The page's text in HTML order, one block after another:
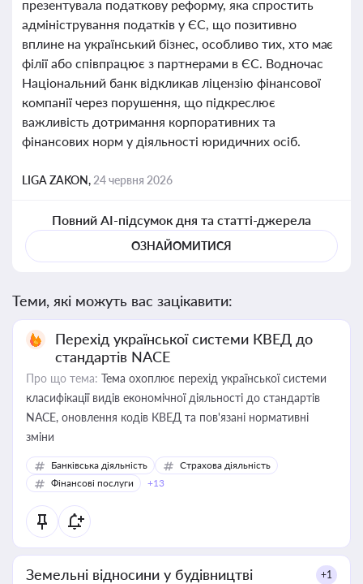
презентувала податкову реформу, яка спростить
адміністрування податків у ЄС, що позитивно
вплине на український бізнес, особливо тих, хто має
філії або співпрацює з партнерами в ЄС. Водночас
Національний банк відкликав ліцензію фінансової
компанії через порушення, що підкреслює
важливість дотримання корпоративних та
фінансових норм у діяльності юридичних осіб.
LIGA ZAKON, 24 червня 2026
Повний AI-підсумок дня та статті-джерела
ОЗНАЙОМИТИСЯ
Теми, які можуть вас зацікавити:
Перехід української системи КВЕД до
стандартів NACE
Про що тема: Тема охоплює перехід української системи
класифікації видів економічної діяльності до стандартів
NACE, оновлення кодів КВЕД та пов'язані нормативні
зміни
Банківська діяльність
Страхова діяльність
Фінансові послуги
+13
Земельні відносини у будівництві +1